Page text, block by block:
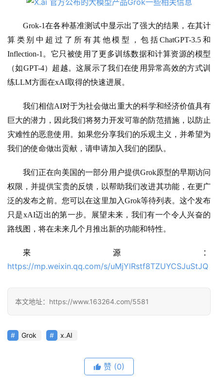
源
项
目
用
行
好
文
模
型
框
登录 注册
Grok-1在各种基准测试中显示出了强大的结果，在其计
算类别中超过了所有其他模型，包括ChatGPT-3.5和
Inflection-1。它只被使用了更多训练数据和计算资源的模型
（如GPT-4）超越。这展示了我们在使用异常高效的方式训
练LLM方面在xAI取得的快速进展。
我们相信AI对于为社会做出重大的科学和经济价值具有
巨大的潜力，因此我们将努力开发可靠的防范措施，以防止
灾难性的恶意使用。如果您分享我们的乐观主义，并希望为
我们的使命做出贡献，请申请加入我们的团队。
我们正在向美国的一部分用户提供Grok原型的早期访问
权限，并提供宝贵的反馈，以帮助我们改进其功能，在更广
泛的发布之前。您可以在这里加入Grok等待列表。这个发布
只是xAI迈出的第一步。展望未来，我们有一个令人兴奋的
路线图，将在未来几个月推出新的功能和特性。
来源：
https://mp.weixin.qq.com/s/uMjYlRstf8TZUYCSJuStJQ
本文地址：https://www.163264.com/5581
Grok x.AI
赞 (0)